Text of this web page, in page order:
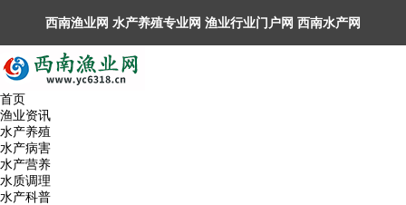
西南渔业网 水产养殖专业网 渔业行业门户网 ​西南水产网
丰祥渔业网 永川水花网，欢迎光临！
首页
渔业资讯
水产养殖
水产病害
水产营养
水质调理
水产科普